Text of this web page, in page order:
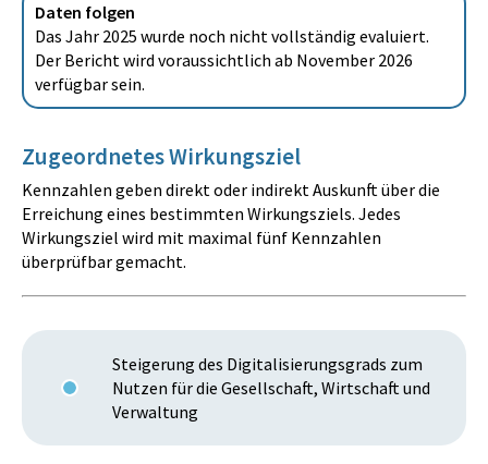
Daten folgen
Das Jahr 2025 wurde noch nicht vollständig evaluiert.
Der Bericht wird voraussichtlich ab November 2026
verfügbar sein.
Zugeordnetes Wirkungsziel
Kennzahlen geben direkt oder indirekt Auskunft über die
Erreichung eines bestimmten Wirkungsziels. Jedes
Wirkungsziel wird mit maximal fünf Kennzahlen
überprüfbar gemacht.
Steigerung des Digitalisierungsgrads zum
Nutzen für die Gesellschaft, Wirtschaft und
Verwaltung